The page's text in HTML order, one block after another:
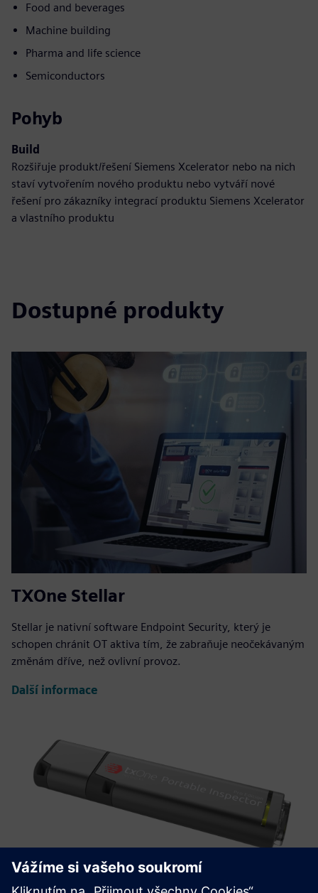
Food and beverages
Machine building
Pharma and life science
Semiconductors
Pohyb
Build
Rozšiřuje produkt/řešení Siemens Xcelerator nebo na nich
staví vytvořením nového produktu nebo vytváří nové
řešení pro zákazníky integrací produktu Siemens Xcelerator
a vlastního produktu
Dostupné produkty
TXOne Stellar
Stellar je nativní software Endpoint Security, který je
schopen chránit OT aktiva tím, že zabraňuje neočekávaným
změnám dříve, než ovlivní provoz.
Další informace